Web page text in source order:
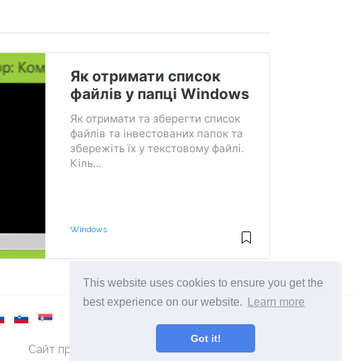
This website uses cookies to ensure you get the
best experience on our website.
Learn more
Got it!
Як отримати список
файлів у папці Windows
Як отримати та зберегти список
файлів та інвестованих папок та
збережіть їх у текстовому файлі.
Кіль...
Windows
Сайт про комп'ютери та операційні системи